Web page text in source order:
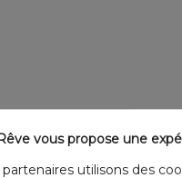
vous propose une
utilisons des